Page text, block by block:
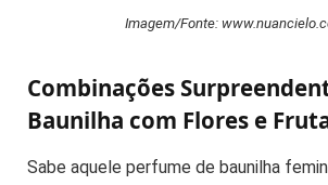
Imagem/Fonte:
Combinações
Baunilha com Flores e
Sabe aquele perfume de baunilha